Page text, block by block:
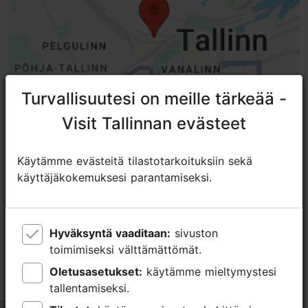
tripadvisor rating 4.8 of 5
🐡Heavenly Bakes & a Cozy Vibe at
Kajase Sai 🥐🥨☕️
Turvallisuutesi on meille tärkeää -
Visit Tallinnan evästeet
Käytämme evästeitä tilastotarkoituksiin sekä
käyttäjäkokemuksesi parantamiseksi.
Hyväksyntä vaaditaan:
toimimiseksi välttämättömät.
Oletusasetukset:
tallentamiseksi.
Turvallisuutesi on meille tärkeää -
Visit Tallinnan evästeet
Käytämme evästeitä tilastotarkoituksiin sekä
käyttäjäkokemuksesi parantamiseksi.
Hyväksyntä vaaditaan:
toimimiseksi välttämättömät.
Oletusasetukset:
tallentamiseksi.